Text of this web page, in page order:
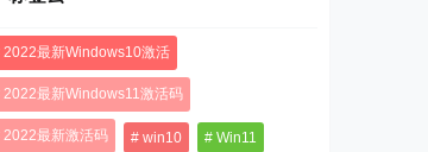
2022最新Windows10激活
2022最新Windows11激活码
2022最新激活码 win10 Win11